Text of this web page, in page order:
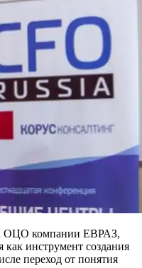
ОЦО компании ЕВРАЗ,
инструмент создания
переход от понятия